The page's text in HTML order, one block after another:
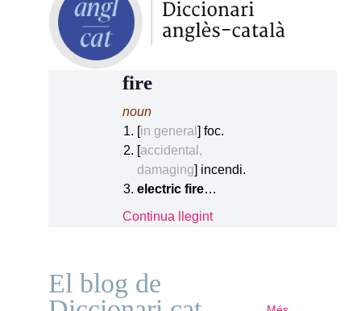
fire
noun
[in general ] foc.
[accidental,
damaging] incendi.
electric fire…
Continua llegint
El blog de